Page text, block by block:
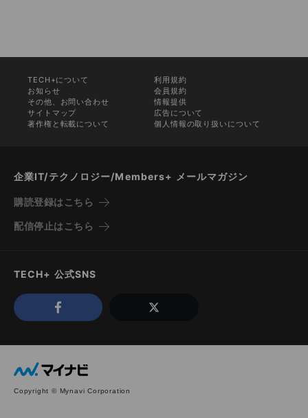
TECH+について
利用規約
お知らせ
会員規約
その他、お問い合わせ
情報提供
サイトマップ
広告について
著作権と転載について
個人情報の取り扱いについて
企業IT/テクノロジー/Members+ メールマガジン
購読登録はこちら
配信停止はこちら
TECH+ 公式SNS
Copyright © Mynavi Corporation